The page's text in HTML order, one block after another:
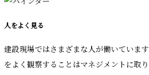
人をよく見る
建設現場ではさまざまな人が働いていま
をよく観察することはマネジメントに取